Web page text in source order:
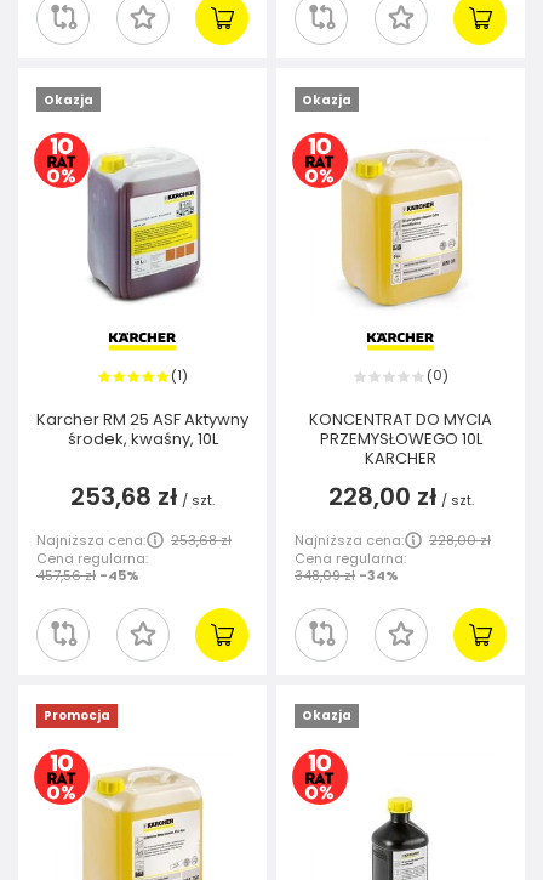
Okazja
(1)
Karcher RM 25 ASF Aktywny
środek, kwaśny, 10L
253,68 zł / szt.
Najniższa cena:
253,68 zł
Cena regularna:
457,56 zł -45%
Okazja
(0)
KONCENTRAT DO MYCIA
PRZEMYSŁOWEGO 10L
KARCHER
228,00 zł / szt.
Najniższa cena:
228,00 zł
Cena regularna:
348,09 zł -34%
Promocja Okazja